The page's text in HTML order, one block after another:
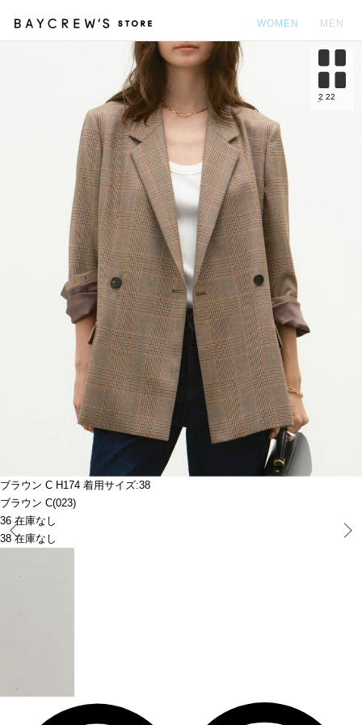
WOMEN MEN
ブラウン C H174 着用サイズ:38
ブラウン C(023)
36 在庫なし
38 在庫なし
Prev
2 22